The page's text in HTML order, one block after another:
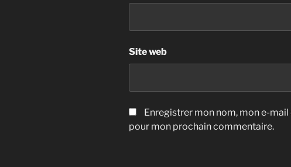
Site web
Enregistrer mon nom, mon e-
pour mon prochain commentaire.